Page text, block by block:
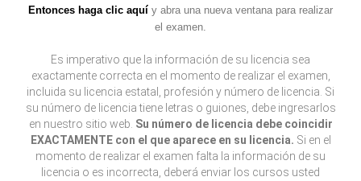
Entonces haga clic aquí y abra una nueva ventana para realizar
el examen.
Es imperativo que la información de su licencia sea
exactamente correcta en el momento de realizar el examen,
incluida su licencia estatal, profesión y número de licencia. Si
su número de licencia tiene letras o guiones, debe ingresarlos
en nuestro sitio web. Su número de licencia debe coincidir
EXACTAMENTE con el que aparece en su licencia. Si en el
momento de realizar el examen falta la información de su
licencia o es incorrecta, deberá enviar los cursos usted